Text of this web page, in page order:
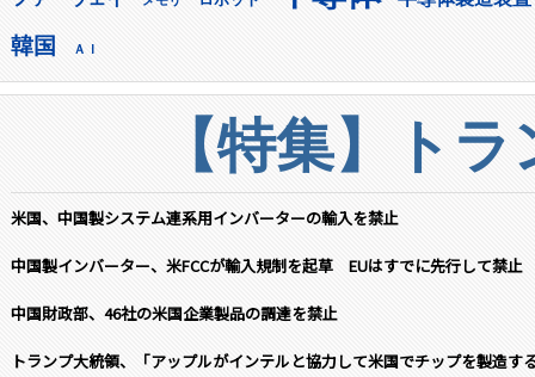
韓国 ＡＩ
【特集】ト
米国、中国製システム連系用インバーターの輸入を禁止
中国製インバーター、米FCCが輸入規制を起草 EUはすでに先行して禁止
中国財政部、46社の米国企業製品の調達を禁止
トランプ大統領、「アップルがインテルと協力して米国でチップを製造す